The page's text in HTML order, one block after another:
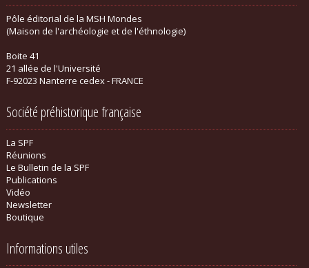
Pôle éditorial de la MSH Mondes
(Maison de l'archéologie et de l'éthnologie)
Boite 41
21 allée de l'Université
F-92023 Nanterre cedex - FRANCE
Société préhistorique française
La SPF
Réunions
Le Bulletin de la SPF
Publications
Vidéo
Newsletter
Boutique
Informations utiles